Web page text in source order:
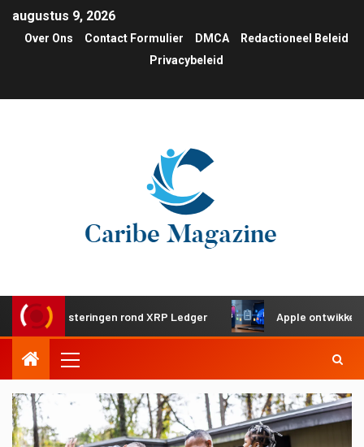
augustus 9, 2026
Over Ons Contact Formulier DMCA
Redactioneel Beleid
Privacybeleid
rond XRP Ledger Apple ontwikkelt